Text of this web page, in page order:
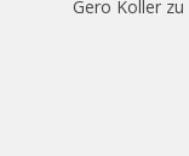
Gero Kollerzu